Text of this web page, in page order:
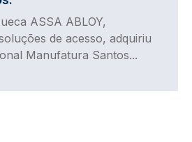
ASSA ABLOY,
de acesso, adquiriu
Manufatura Santos...